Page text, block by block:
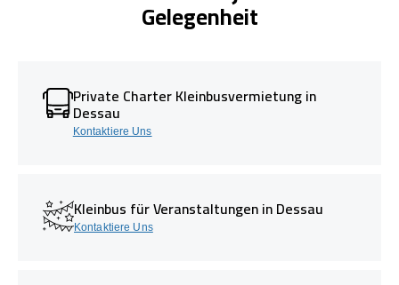
Gelegenheit
Private Charter Kleinbusvermietung in
Dessau
Kontaktiere Uns
Kleinbus für Veranstaltungen in Dessau
Kontaktiere Uns